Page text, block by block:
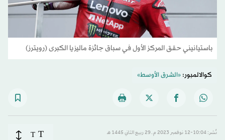
باستيانيني حقق المركز الأول في سباق جائزة ماليزيا الكبرى (رويترز)
كوالالمبور:«الشرق الأوسط»
نُشر: 10:04-12 نوفمبر 2023 م ـ 29 ربيع الثاني 1445 هـ T
T